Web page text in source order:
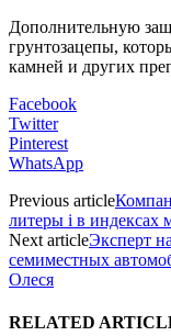
Дополнительную
грунтозацепы,
камней и других
Facebook
Twitter
Pinterest
WhatsApp
Previous article
литеры i в индексах
Next articleЭксперт
семиместных
Олеся
RELATED